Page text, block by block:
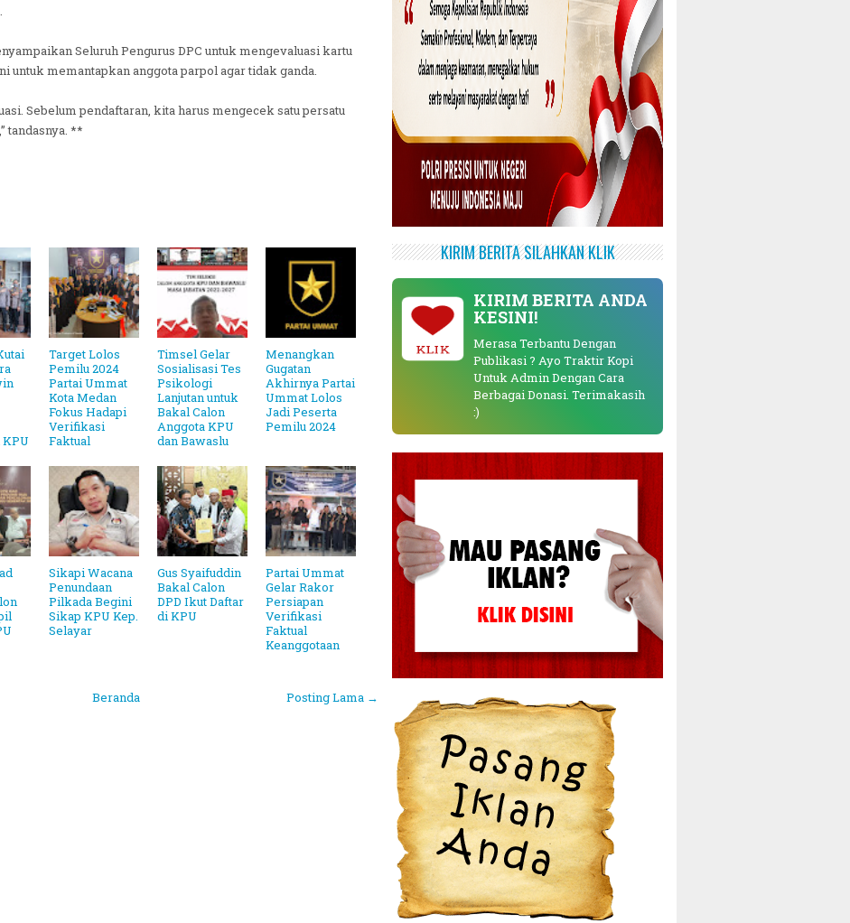
Seluruh Pengurus DPC untuk mengevaluasi kartu
untuk memantapkan anggota parpol agar tidak ganda.
Sebelum pendaftaran, kita harus mengecek satu persatu
tandasnya. **
Target Lolos
Pemilu 2024
Partai Ummat
Kota Medan
Fokus Hadapi
Verifikasi
Faktual
Timsel Gelar
Sosialisasi Tes
Psikologi
Lanjutan untuk
Bakal Calon
Anggota KPU
dan Bawaslu
Menangkan
Gugatan
Akhirnya Partai
Ummat Lolos
Jadi Peserta
Pemilu 2024
Sikapi Wacana
Penundaan
Pilkada Begini
Sikap KPU Kep.
Selayar
Gus Syaifuddin
Bakal Calon
DPD Ikut Daftar
di KPU
Partai Ummat
Gelar Rakor
Persiapan
Verifikasi
Faktual
Keanggotaan
Posting Lama →
Beranda
KIRIM BERITA SILAHKAN KLIK
KLIK
KIRIM BERITA ANDA
KESINI!
Merasa Terbantu Dengan
Publikasi ? Ayo Traktir Kopi
Untuk Admin Dengan Cara
Berbagai Donasi. Terimakasih
:)